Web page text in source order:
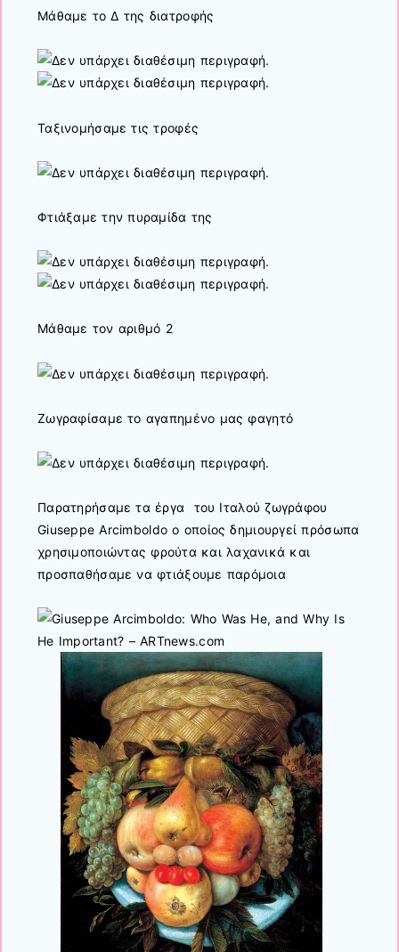
Μάθαμε το Δ της διατροφής
Ταξινομήσαμε τις τροφές
Φτιάξαμε την πυραμίδα της
Μάθαμε τον αριθμό 2
Ζωγραφίσαμε το αγαπημένο μας φαγητό
Παρατηρήσαμε τα έργα του Ιταλού ζωγράφου
Giuseppe Arcimboldo ο οποίος δημιουργεί πρόσωπα
χρησιμοποιώντας φρούτα και λαχανικά και
προσπαθήσαμε να φτιάξουμε παρόμοια